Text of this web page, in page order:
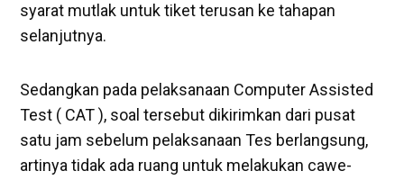
syarat mutlak untuk tiket terusan ke tahapan
selanjutnya.
Sedangkan pada pelaksanaan Computer Assisted
Test ( CAT ), soal tersebut dikirimkan dari pusat
satu jam sebelum pelaksanaan Tes berlangsung,
artinya tidak ada ruang untuk melakukan cawe-